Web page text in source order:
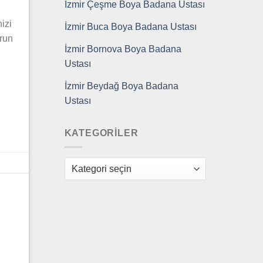
İzmir Çeşme Boya Badana Ustası
İzmir Buca Boya Badana Ustası
İzmir Bornova Boya Badana
Ustası
İzmir Beydağ Boya Badana
Ustası
KATEGORILER
Kategoriler